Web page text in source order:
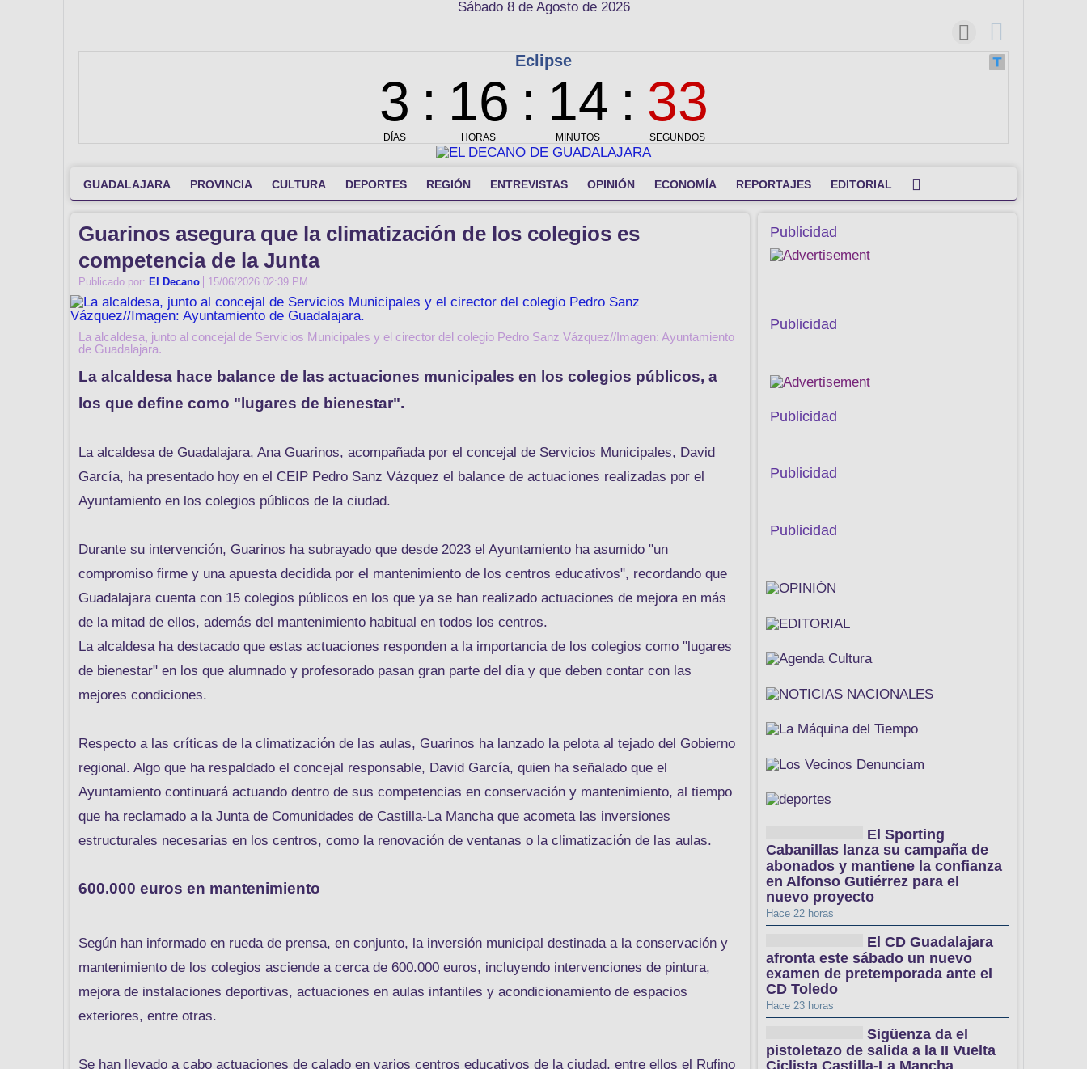
Sábado 8 de Agosto de 2026
GUADALAJARA PROVINCIA CULTURA DEPORTES REGIÓN ENTREVISTAS OPINIÓN ECONOMÍA REPORTAJES EDITORIAL
Guarinos asegura que la climatización de los colegios es
competencia de la Junta
Publicado por: El Decano 15/06/2026 02:39 PM
La alcaldesa, junto al concejal de Servicios Municipales y el cirector del colegio Pedro Sanz Vázquez//Imagen: Ayuntamiento
de Guadalajara.
La alcaldesa hace balance de las actuaciones municipales en los colegios públicos, a
los que define como "lugares de bienestar".
La alcaldesa de Guadalajara, Ana Guarinos, acompañada por el concejal de Servicios Municipales, David
García, ha presentado hoy en el CEIP Pedro Sanz Vázquez el balance de actuaciones realizadas por el
Ayuntamiento en los colegios públicos de la ciudad.
Durante su intervención, Guarinos ha subrayado que desde 2023 el Ayuntamiento ha asumido "un
compromiso firme y una apuesta decidida por el mantenimiento de los centros educativos", recordando que
Guadalajara cuenta con 15 colegios públicos en los que ya se han realizado actuaciones de mejora en más
de la mitad de ellos, además del mantenimiento habitual en todos los centros.
La alcaldesa ha destacado que estas actuaciones responden a la importancia de los colegios como "lugares
de bienestar" en los que alumnado y profesorado pasan gran parte del día y que deben contar con las
mejores condiciones.
Respecto a las críticas de la climatización de las aulas, Guarinos ha lanzado la pelota al tejado del Gobierno
regional. Algo que ha respaldado el concejal responsable, David García, quien ha señalado que el
Ayuntamiento continuará actuando dentro de sus competencias en conservación y mantenimiento, al tiempo
que ha reclamado a la Junta de Comunidades de Castilla-La Mancha que acometa las inversiones
estructurales necesarias en los centros, como la renovación de ventanas o la climatización de las aulas.
600.000 euros en mantenimiento
Según han informado en rueda de prensa, en conjunto, la inversión municipal destinada a la conservación y
mantenimiento de los colegios asciende a cerca de 600.000 euros, incluyendo intervenciones de pintura,
mejora de instalaciones deportivas, actuaciones en aulas infantiles y acondicionamiento de espacios
exteriores, entre otras.
Se han llevado a cabo actuaciones de calado en varios centros educativos de la ciudad, entre ellos el Rufino
Publicidad
Publicidad
Publicidad
Publicidad
Publicidad
El Sporting
Cabanillas lanza su campaña de
abonados y mantiene la confianza
en Alfonso Gutiérrez para el
nuevo proyecto
Hace 22 horas
El CD Guadalajara
afronta este sábado un nuevo
examen de pretemporada ante el
CD Toledo
Hace 23 horas
Sigüenza da el
pistoletazo de salida a la II Vuelta